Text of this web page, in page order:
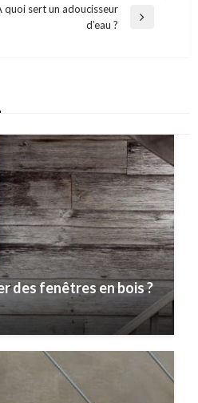
quoi sert un adoucisseur
d’eau ?
des fenêtres en bois ?